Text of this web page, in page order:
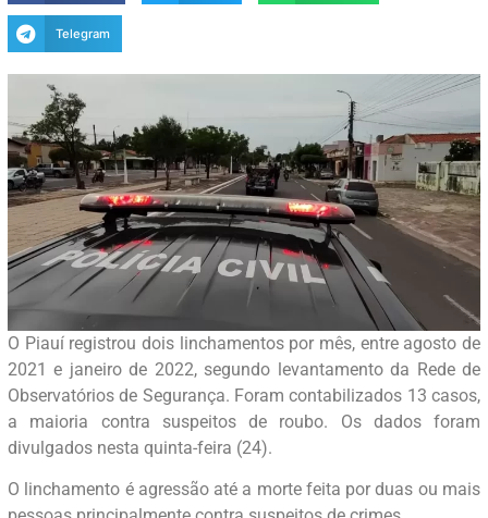
Telegram
O Piauí registrou dois linchamentos por mês, entre agosto de
2021 e janeiro de 2022, segundo levantamento da Rede de
Observatórios de Segurança. Foram contabilizados 13 casos,
a maioria contra suspeitos de roubo. Os dados foram
divulgados nesta quinta-feira (24).
O linchamento é agressão até a morte feita por duas ou mais